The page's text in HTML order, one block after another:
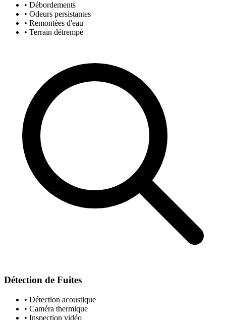
• Débordements
• Odeurs persistantes
• Remontées d'eau
• Terrain détrempé
Détection de Fuites
• Détection acoustique
• Caméra thermique
• Inspection vidéo